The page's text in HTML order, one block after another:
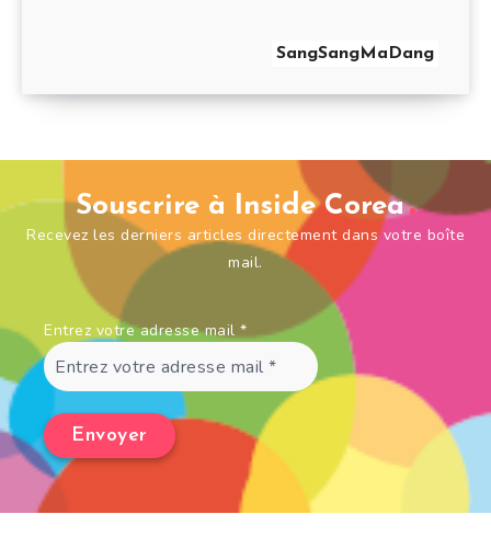
SangSangMaDang
Souscrire à Inside Corea
Recevez les derniers articles directement dans votre boîte
mail.
Entrez votre adresse mail *